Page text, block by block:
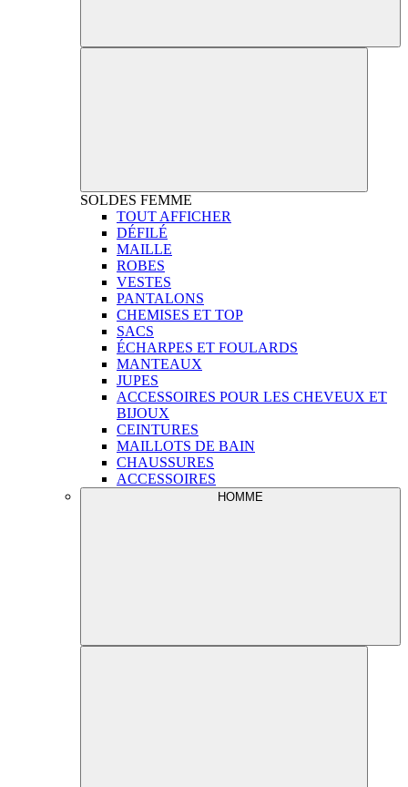
SOLDES FEMME
TOUT AFFICHER
DÉFILÉ
MAILLE
ROBES
VESTES
PANTALONS
CHEMISES ET TOP
SACS
ÉCHARPES ET FOULARDS
MANTEAUX
JUPES
ACCESSOIRES POUR LES CHEVEUX ET
BIJOUX
CEINTURES
MAILLOTS DE BAIN
CHAUSSURES
ACCESSOIRES
HOMME